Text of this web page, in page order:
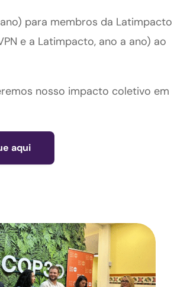
para membros da
e a Latimpacto, ano a ano) ao
nosso impacto coletivo em
aqui